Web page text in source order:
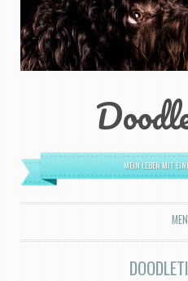
MEIN LEBEN MIT
ZUM INHALT SPRINGEN